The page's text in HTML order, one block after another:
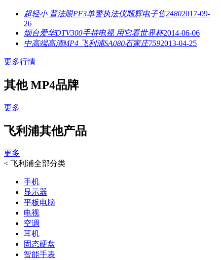
超轻小 普法眼PF3单警执法仪顺辉电子售24802017-09-
26
烟台爱华DTV300手持电视 用它看世界杯2014-06-06
中高端高清MP4 飞利浦SA080石家庄7592013-04-25
更多行情
其他 MP4品牌
更多
飞利浦其他产品
更多
< 飞利浦全部分类
手机
显示器
平板电脑
电视
空调
耳机
固态硬盘
智能手表